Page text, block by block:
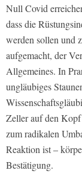
Null Covid
dass die
werden sollen und
aufgemacht, der
Allgemeines. In
ungläubiges
Zeller auf den
zum radikalen
Reaktion ist –
Bestätigung.